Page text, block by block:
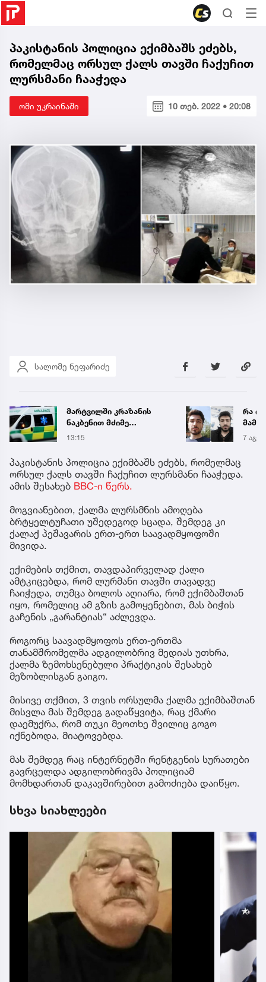
პაკისტანის პოლიცია ექიმბაშს ეძებს,
რომელმაც ორსულ ქალს თავში ჩაქუჩით
ლურსმანი ჩააჭედა
ომი უკრაინაში 10 თებ. 2022 • 20:08
სალომე ნეფარიძე
მარტვილში კრაზანის
ნაკბენით მძიმე
მდგომარეობაში მყოფი
გადაარჩინეს
13:15
რა
7 აგვ
პაკისტანის პოლიცია ექიმბაშს ეძებს, რომელმაც
ორსულ ქალს თავში ჩაქუჩით ლურსმანი ჩააჭედა.
ამის შესახებ BBC-ი წერს.
მოგვიანებით, ქალმა ლურსმნის ამოღება
ბრტყელტუჩათი უშედეგოდ სცადა, შემდეგ კი
ქალაქ პეშავარის ერთ-ერთ საავადმყოფოში
მივიდა.
ექიმების თქმით, თავდაპირველად ქალი
ამტკიცებდა, რომ ლურმანი თავში თავადვე
ჩაიჭედა, თუმცა ბოლოს აღიარა, რომ ექიმბაშთან
იყო, რომელიც ამ გზის გამოყენებით, მას ბიჭის
გაჩენის „გარანტიას“ აძლევდა.
როგორც საავადმყოფოს ერთ-ერთმა
თანამშრომელმა ადგილობრივ მედიას უთხრა,
ქალმა ზემოხსენებული პრაქტიკის შესახებ
მეზობლისგან გაიგო.
მისივე თქმით, 3 თვის ორსულმა ქალმა ექიმბაშთან
მისვლა მას შემდეგ გადაწყვიტა, რაც ქმარი
დაემუქრა, რომ თუკი მეოთხე შვილიც გოგო
იქნებოდა, მიატოვებდა.
მას შემდეგ რაც ინტერნეტში რენტგენის სურათები
გავრცელდა ადგილობრივმა პოლიციამ
მომხდართან დაკავშირებით გამოძიება დაიწყო.
სხვა სიახლეები